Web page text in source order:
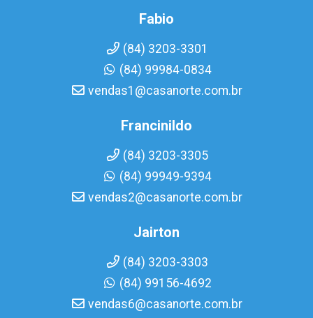
Fabio
(84) 3203-3301
(84) 99984-0834
vendas1@casanorte.com.br
Francinildo
(84) 3203-3305
(84) 99949-9394
vendas2@casanorte.com.br
Jairton
(84) 3203-3303
(84) 99156-4692
vendas6@casanorte.com.br